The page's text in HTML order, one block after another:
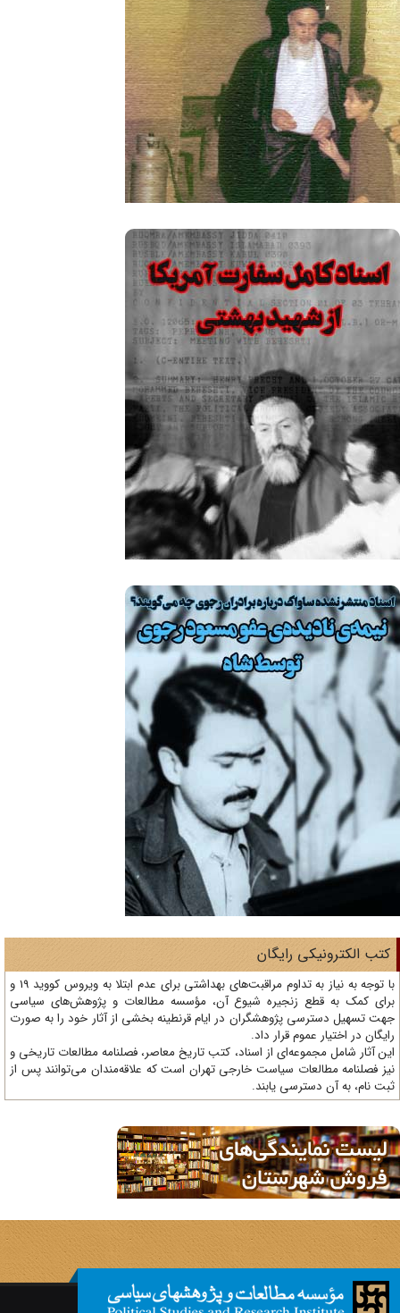
الکترونیکی رایگان
با توجه به نیاز به تداوم مراقبت‌های بهداشتی برای عدم ابتلا به ویروس کووید 19 و
کمک به قطع زنجیره شیوع آن، مؤسسه مطالعات و پژوهش‌های سیاسی
تسهیل دسترسی پژوهشگران در ایام قرنطینه بخشی از آثار خود را به صورت
در اختیار عموم قرار داد.
آثار شامل مجموعه‌ای از اسناد، کتب تاریخ معاصر، فصلنامه‌ مطالعات تاریخی و
فصلنامه مطالعات سیاست خارجی تهران است که علاقه‌مندان می‌توانند پس از
نام، به آن دسترسی یابند.